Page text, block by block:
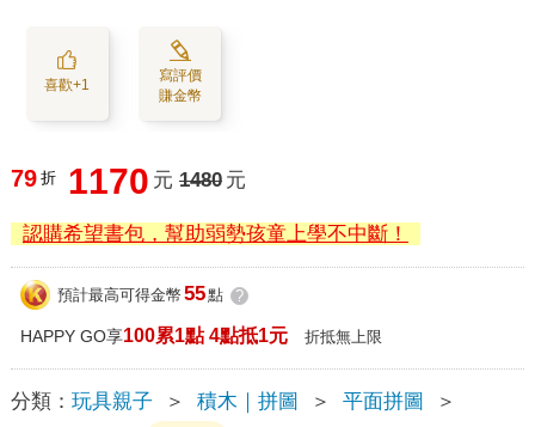
喜歡+1
寫評價
賺金幣
79 折 1170 元 1480 元
認購希望書包，幫助弱勢孩童上學不中斷！
預計最高可得金幣 55點 ?
HAPPY GO享100累1點 4點抵1元 折抵無上限
分類： 玩具親子 ＞ 積木｜拼圖 ＞ 平面拼圖
＞